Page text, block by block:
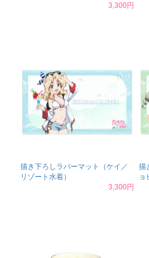
3,300円
描き下ろしラバーマット（ケイ／
リゾート水着）
3,300円
描
ョ